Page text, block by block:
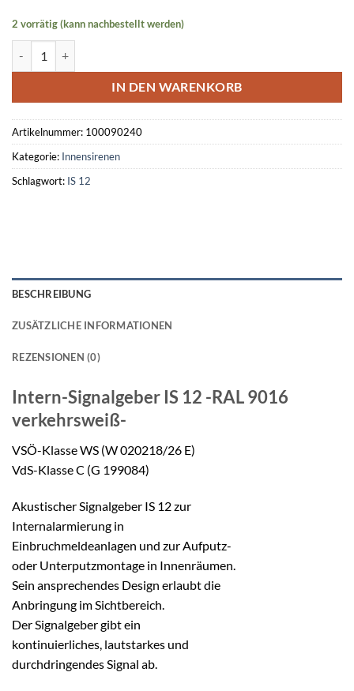
2 vorrätig (kann nachbestellt werden)
IN DEN WARENKORB
Artikelnummer: 100090240
Kategorie: Innensirenen
Schlagwort: IS 12
BESCHREIBUNG
ZUSÄTZLICHE INFORMATIONEN
REZENSIONEN (0)
Intern-Signalgeber IS 12 -RAL 9016
verkehrsweiß-
VSÖ-Klasse WS (W 020218/26 E)
VdS-Klasse C (G 199084)
Akustischer Signalgeber IS 12 zur
Internalarmierung in
Einbruchmeldeanlagen und zur Aufputz-
oder Unterputzmontage in Innenräumen.
Sein ansprechendes Design erlaubt die
Anbringung im Sichtbereich.
Der Signalgeber gibt ein
kontinuierliches, lautstarkes und
durchdringendes Signal ab.